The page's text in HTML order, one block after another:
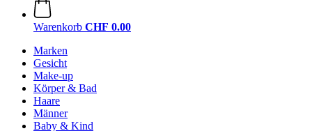
Warenkorb CHF 0.00
Marken
Gesicht
Make-up
Körper & Bad
Haare
Männer
Baby & Kind